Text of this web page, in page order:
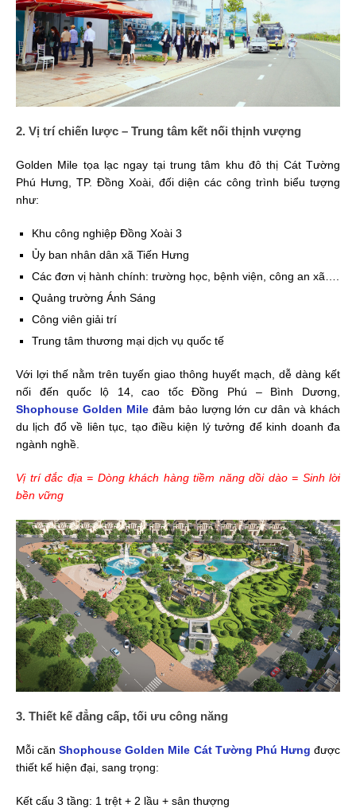
2. Vị trí chiến lược – Trung tâm kết nối thịnh vượng
Golden Mile tọa lạc ngay tại trung tâm khu đô thị Cát Tường
Phú Hưng, TP. Đồng Xoài, đối diện các công trình biểu tượng
như:
Khu công nghiệp Đồng Xoài 3
Ủy ban nhân dân xã Tiến Hưng
Các đơn vị hành chính: trường học, bệnh viện, công an xã….
Quảng trường Ánh Sáng
Công viên giải trí
Trung tâm thương mại dịch vụ quốc tế
Với lợi thế nằm trên tuyến giao thông huyết mạch, dễ dàng kết
nối đến quốc lộ 14, cao tốc Đồng Phú – Bình Dương,
Shophouse Golden Mile đảm bảo lượng lớn cư dân và khách
du lịch đổ về liên tục, tạo điều kiện lý tưởng để kinh doanh đa
ngành nghề.
Vị trí đắc địa = Dòng khách hàng tiềm năng dồi dào = Sinh lời
bền vững
3. Thiết kế đẳng cấp, tối ưu công năng
Mỗi cănShophouse Golden Mile Cát Tường Phú Hưng được
thiết kế hiện đại, sang trọng:
Kết cấu 3 tầng: 1 trệt + 2 lầu + sân thượng